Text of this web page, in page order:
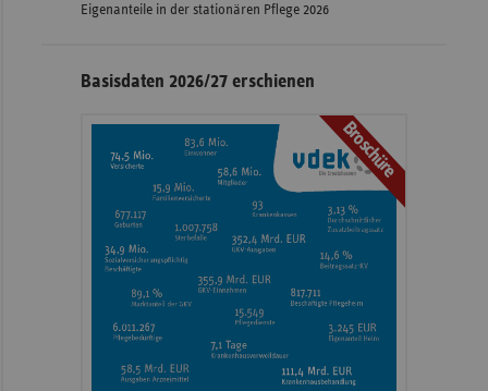
Eigenanteile in der stationären Pflege 2026
Basisdaten 2026/27 erschienen
Broschüre